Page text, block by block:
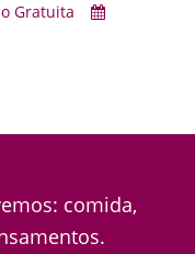
Gratuita
comida,